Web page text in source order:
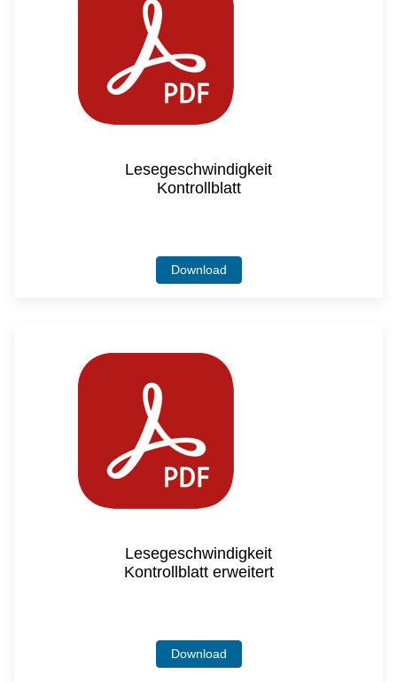
Lesegeschwindigkeit
Kontrollblatt
Download
Lesegeschwindigkeit
Kontrollblatt erweitert
Download